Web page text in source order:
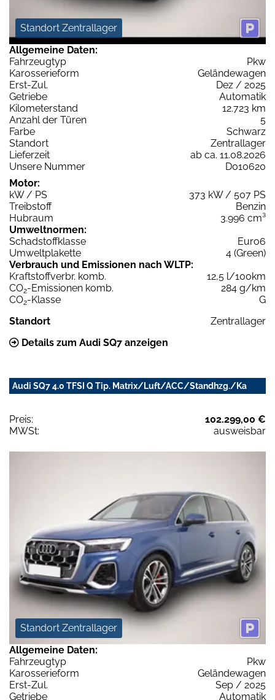
Standort Zentrallager
Allgemeine Daten:
Fahrzeugtyp
Pkw
Karosserieform
Geländewagen
Erst-Zul.
Dez / 2025
Getriebe
Automatik
Kilometerstand
12.723 km
Anzahl der Türen
5
Farbe
Schwarz
Standort
Zentrallager
Lieferzeit
ab ca. 11.08.2026
Unsere Nummer
D010620
Motor:
kW / PS
373 kW / 507 PS
Treibstoff
Benzin
Hubraum
3.996 cm³
Umweltnormen:
Schadstoffklasse
Euro6
Umweltplakette
4 (Green)
Verbrauch und Emissionen nach WLTP:
Kraftstoffverbr. komb.
12,5 l/100km
CO2-Emissionen komb.
284 g/km
CO2-Klasse
G
Standort
Zentrallager
Details zum Audi SQ7 anzeigen
Audi SQ7 4.0 TFSI Q Tip. Matrix/Luft/ACC/Standhzg./Ka
Preis:
102.299,00 €
MWSt:
ausweisbar
Standort Zentrallager
Allgemeine Daten:
Fahrzeugtyp
Pkw
Karosserieform
Geländewagen
Erst-Zul.
Sep / 2025
Getriebe
Automatik